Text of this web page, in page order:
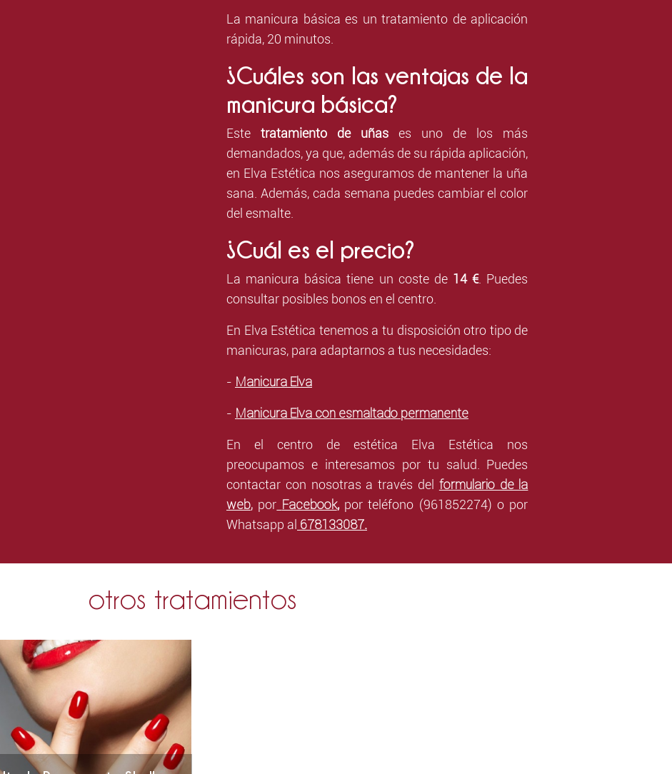
La manicura básica es un tratamiento de aplicación
rápida, 20 minutos.
¿Cuáles son las ventajas de la
manicura básica?
Estetratamiento de uñas es uno de los más
demandados, ya que, además de su rápida aplicación,
en Elva Estética nos aseguramos de mantener la uña
sana. Además, cada semana puedes cambiar el color
del esmalte.
¿Cuál es el precio?
La manicura básica tiene un coste de 14 €. Puedes
consultar posibles bonos en el centro.
En Elva Estética tenemos a tu disposición otro tipo de
manicuras, para adaptarnos a tus necesidades:
- Manicura Elva
- Manicura Elva con esmaltado permanente
En el centro de estética Elva Estética nos
preocupamos e interesamos por tu salud. Puedes
contactar con nosotras a través del formulario de la
web, por Facebook, por teléfono (961852274) o por
Whatsapp al 678133087.
otros tratamientos